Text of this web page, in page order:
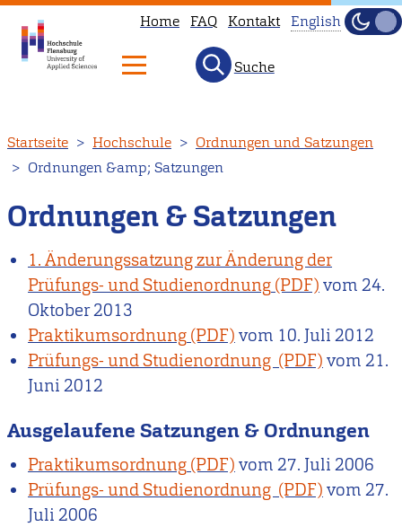
zum
Inhalt
Home FAQ Kontakt
not
English.
to
our
English
main
page
English
Hell
Suche
Startseite Hochschule
Ordnungen und Satzungen
Ordnungen &amp; Satzungen
Ordnungen & Satzungen
1. Änderungssatzung zur Änderung der
Prüfungs- und Studienordnung
vom24.
Oktober 2013
Praktikumsordnung
vom 10. Juli 2012
Prüfungs- und Studienordnung
vom21.
Juni 2012
Ausgelaufene Satzungen & Ordnungen
Praktikumsordnung vom27. Juli 2006
Prüfungs- und Studienordnung
vom27.
Juli 2006